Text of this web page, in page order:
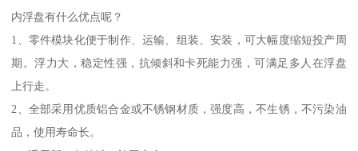
内浮盘有什么优点呢？
1、零件模块化便于制作、运输、组装、安装，可大幅度缩短投产周
期。浮力大，稳定性强，抗倾斜和卡死能力强，可满足多人在浮盘
上行走。
2、全部采用优质铝合金或不锈钢材质，强度高，不生锈，不污染油
品，使用寿命长。